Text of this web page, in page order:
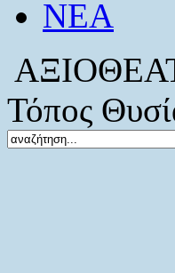
ΝΕΑ
Τόπος